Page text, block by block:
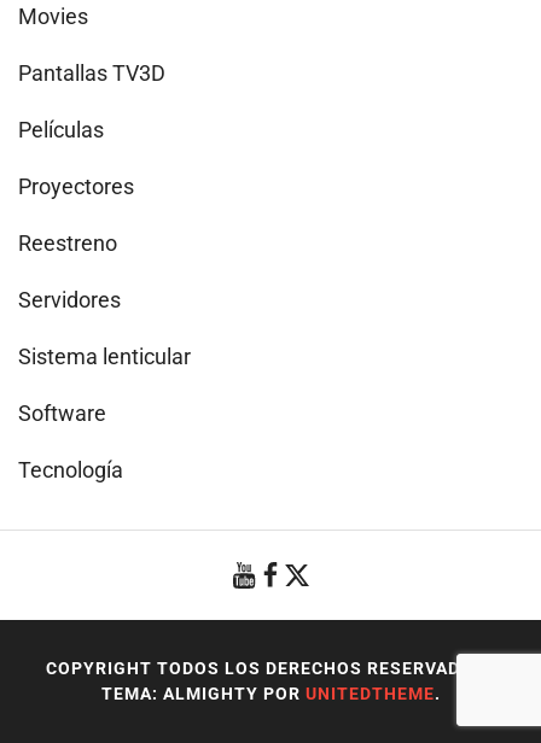
Movies
Pantallas TV3D
Películas
Proyectores
Reestreno
Servidores
Sistema lenticular
Software
Tecnología
COPYRIGHT TODOS LOS DERECHOS RESERVADOS
TEMA: ALMIGHTY POR UNITEDTHEME.